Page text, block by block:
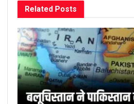
Related Posts